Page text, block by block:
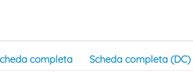
completa Scheda completa (DC)